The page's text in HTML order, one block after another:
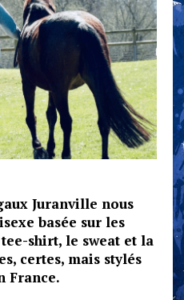
Juranville nous
basée sur les
shirt, le sweat et la
certes, mais stylés
France.